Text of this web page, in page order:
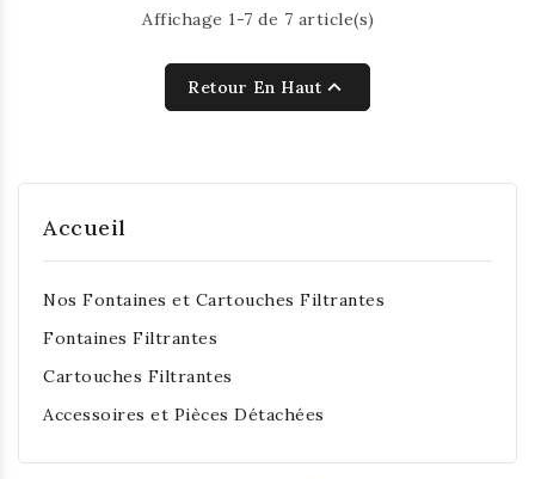
Affichage 1-7 de 7 article(s)
Retour En Haut
Accueil
Nos Fontaines et Cartouches Filtrantes
Fontaines Filtrantes
Cartouches Filtrantes
Accessoires et Pièces Détachées